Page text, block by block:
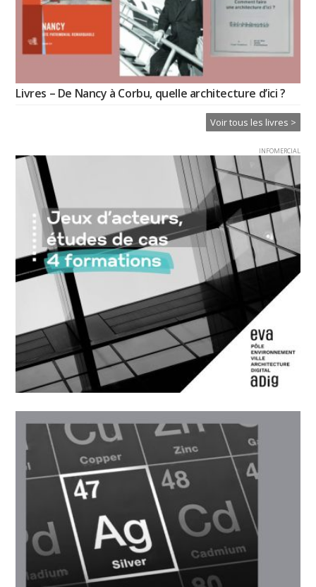
Livres – De Nancy à Corbu, quelle architecture d’ici ?
Voir tous les livres >
INFOMERCIAL